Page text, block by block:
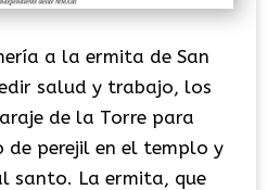
a la ermita de San
salud y trabajo, los
de la Torre para
de perejil en el templo y
santo. La ermita, que